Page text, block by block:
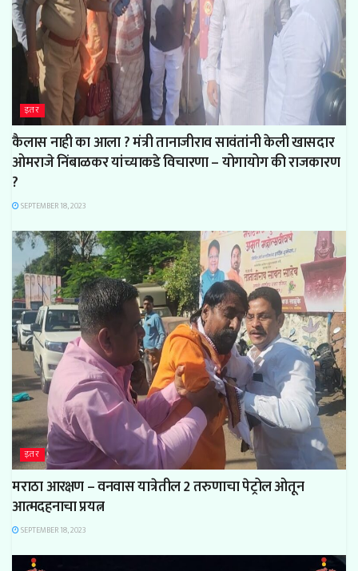
इतर
कैलास नाही का आला ? मंत्री तानाजीराव सावंतांनी केली खासदार
ओमराजे निंबाळकर यांच्याकडे विचारणा – योगायोग की राजकारण
?
SEPTEMBER 18, 2023
इतर
मराठा आरक्षण – वनवास यात्रेतील 2 तरुणाचा पेट्रोल ओतून
आत्मदहनाचा प्रयत्न
SEPTEMBER 18, 2023